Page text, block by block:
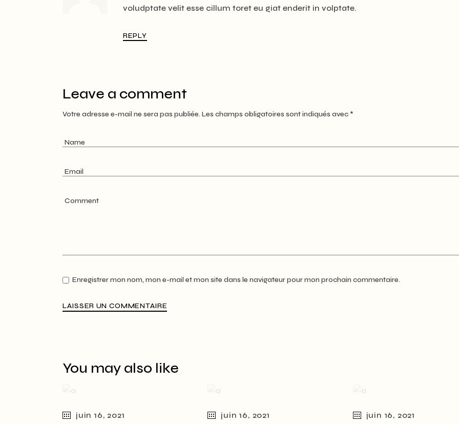
voludptate velit esse cillum toret eu giat enderit in volptate.
REPLY
Leave a comment
Votre adresse e-mail ne sera pas publiée. Les champs obligatoires sont indiqués avec *
Enregistrer mon nom, mon e-mail et mon site dans le navigateur pour mon prochain commentaire.
LAISSER UN COMMENTAIRE
You may also like
juin 16, 2021 juin 16, 2021 juin 16, 2021